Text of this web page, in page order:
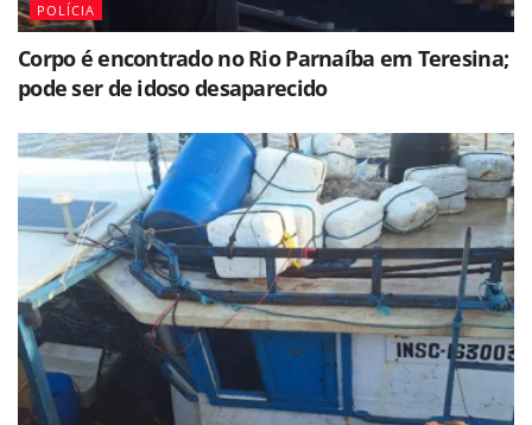
POLÍCIA
Corpo é encontrado no Rio Parnaíba em Teresina;
pode ser de idoso desaparecido